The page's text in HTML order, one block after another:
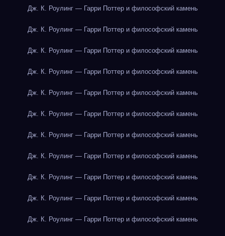
Дж. К. Роулинг — Гарри Поттер и философский камень
Дж. К. Роулинг — Гарри Поттер и философский камень
Дж. К. Роулинг — Гарри Поттер и философский камень
Дж. К. Роулинг — Гарри Поттер и философский камень
Дж. К. Роулинг — Гарри Поттер и философский камень
Дж. К. Роулинг — Гарри Поттер и философский камень
Дж. К. Роулинг — Гарри Поттер и философский камень
Дж. К. Роулинг — Гарри Поттер и философский камень
Дж. К. Роулинг — Гарри Поттер и философский камень
Дж. К. Роулинг — Гарри Поттер и философский камень
Дж. К. Роулинг — Гарри Поттер и философский камень